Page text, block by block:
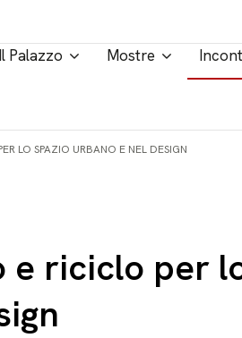
Il Palazzo Mostre
LO SPAZIO URBANO E NEL DESIGN
e riciclo per